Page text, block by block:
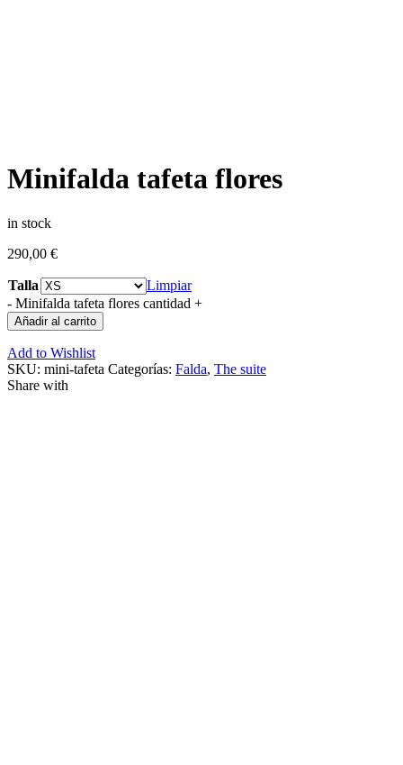
Minifalda tafeta flores
in stock
290,00 €
Talla
Limpiar
- Minifalda tafeta flores cantidad +
Añadir al carrito
Add to Wishlist
SKU: mini-tafeta Categorías: Falda, The suite
Share with